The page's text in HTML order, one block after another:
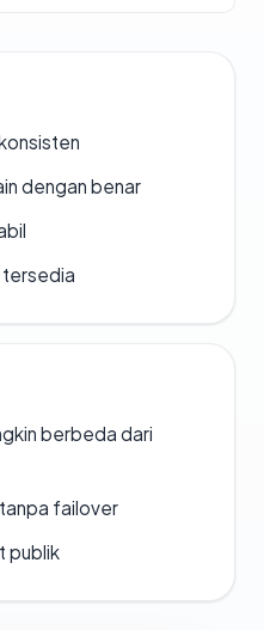
dengan benar
tersedia
berbeda dari
failover
publik